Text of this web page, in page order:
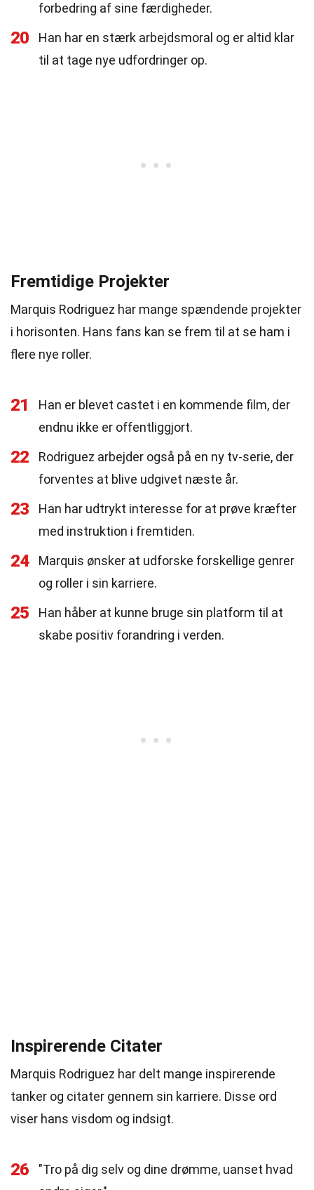
forbedring af sine færdigheder.
20
Han har en stærk arbejdsmoral og er altid klar
til at tage nye udfordringer op.
Fremtidige Projekter
Marquis Rodriguez har mange spændende projekter
i horisonten. Hans fans kan se frem til at se ham i
flere nye roller.
21
Han er blevet castet i en kommende film, der
endnu ikke er offentliggjort.
22
Rodriguez arbejder også på en ny tv-serie, der
forventes at blive udgivet næste år.
23
Han har udtrykt interesse for at prøve kræfter
med instruktion i fremtiden.
24
Marquis ønsker at udforske forskellige genrer
og roller i sin karriere.
25
Han håber at kunne bruge sin platform til at
skabe positiv forandring i verden.
Inspirerende Citater
Marquis Rodriguez har delt mange inspirerende
tanker og citater gennem sin karriere. Disse ord
viser hans visdom og indsigt.
26
"Tro på dig selv og dine drømme, uanset hvad